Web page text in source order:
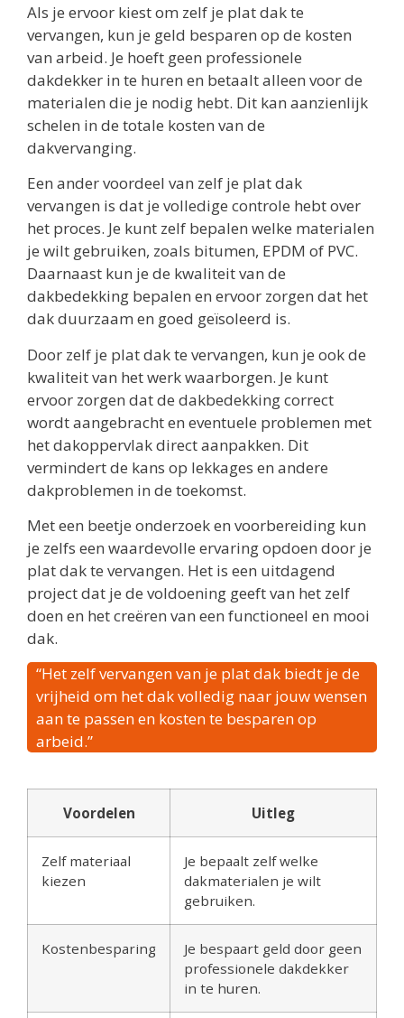
Als je ervoor kiest om zelf je plat dak te
vervangen, kun je geld besparen op de kosten
van arbeid. Je hoeft geen professionele
dakdekker in te huren en betaalt alleen voor de
materialen die je nodig hebt. Dit kan aanzienlijk
schelen in de totale kosten van de
dakvervanging.
Een ander voordeel van zelf je plat dak
vervangen is dat je volledige controle hebt over
het proces. Je kunt zelf bepalen welke materialen
je wilt gebruiken, zoals bitumen, EPDM of PVC.
Daarnaast kun je de kwaliteit van de
dakbedekking bepalen en ervoor zorgen dat het
dak duurzaam en goed geïsoleerd is.
Door zelf je plat dak te vervangen, kun je ook de
kwaliteit van het werk waarborgen. Je kunt
ervoor zorgen dat de dakbedekking correct
wordt aangebracht en eventuele problemen met
het dakoppervlak direct aanpakken. Dit
vermindert de kans op lekkages en andere
dakproblemen in de toekomst.
Met een beetje onderzoek en voorbereiding kun
je zelfs een waardevolle ervaring opdoen door je
plat dak te vervangen. Het is een uitdagend
project dat je de voldoening geeft van het zelf
doen en het creëren van een functioneel en mooi
dak.
“Het zelf vervangen van je plat dak biedt je de
vrijheid om het dak volledig naar jouw wensen
aan te passen en kosten te besparen op
arbeid.”
Voordelen Uitleg
Zelf materiaal
kiezen
Je bepaalt zelf welke
dakmaterialen je wilt
gebruiken.
Kostenbesparing
Je bespaart geld door geen
professionele dakdekker
in te huren.